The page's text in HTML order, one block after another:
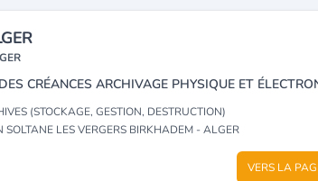
(STOCKAGE, GESTION, DESTRUCTION)
SOLTANE LES VERGERS BIRKHADEM - ALGER
VERS LA